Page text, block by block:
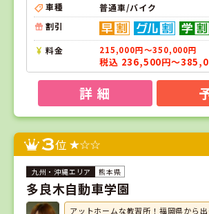
車種
普通車/バイク
割引
料金 215,000円～350,000円
税込 236,500円～
詳 細
3位
熊本県
多良木自動車学園
アットホームな教習所！福岡県から出